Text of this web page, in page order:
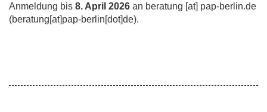
Anmeldung bis 8. April 2026 an beratung [at] pap-berlin.de
(beratung[at]pap-berlin[dot]de).